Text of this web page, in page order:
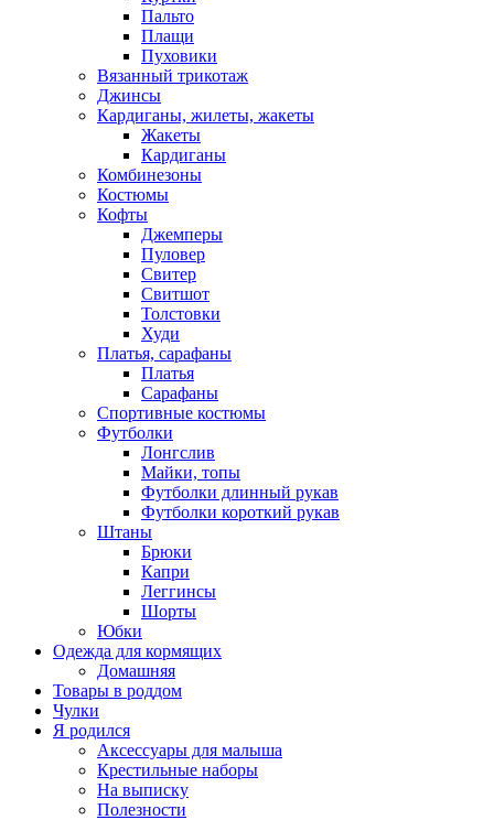
Пальто
Плащи
Пуховики
Вязанный трикотаж
Джинсы
Кардиганы, жилеты, жакеты
Жакеты
Кардиганы
Комбинезоны
Костюмы
Кофты
Джемперы
Пуловер
Свитер
Свитшот
Толстовки
Худи
Платья, сарафаны
Платья
Сарафаны
Спортивные костюмы
Футболки
Лонгслив
Майки, топы
Футболки длинный рукав
Футболки короткий рукав
Штаны
Брюки
Капри
Леггинсы
Шорты
Юбки
Одежда для кормящих
Домашняя
Товары в роддом
Чулки
Я родился
Аксессуары для малыша
Крестильные наборы
На выписку
Полезности